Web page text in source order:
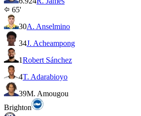
65'
30A. Anselmino
34J. Acheampong
1Robert Sánchez
4T. Adarabioyo
39M. Amougou
Brighton